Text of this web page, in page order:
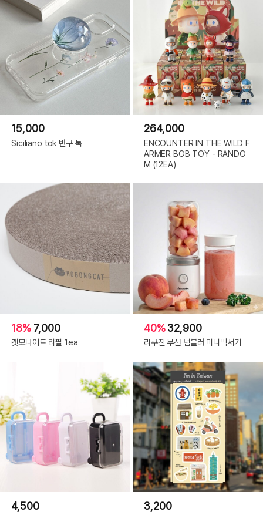
15,000
Siciliano tok 반구 톡
264,000
ENCOUNTER IN THE WILD F
ARMER BOB TOY - RANDO
M (12EA)
18% 7,000
캣모나이트 리필 1ea
40%32,900
라쿠진 무선 텀블러 미니믹서기
4,500 3,200